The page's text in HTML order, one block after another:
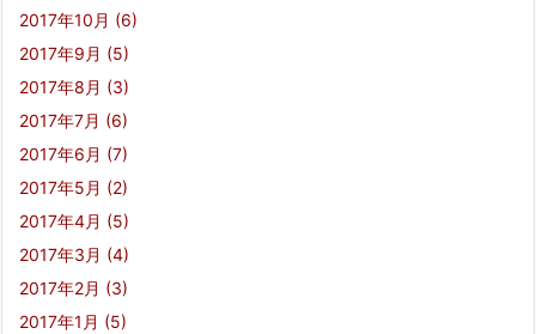
2017年10月 (6)
2017年9月 (5)
2017年8月 (3)
2017年7月 (6)
2017年6月 (7)
2017年5月 (2)
2017年4月 (5)
2017年3月 (4)
2017年2月 (3)
2017年1月 (5)